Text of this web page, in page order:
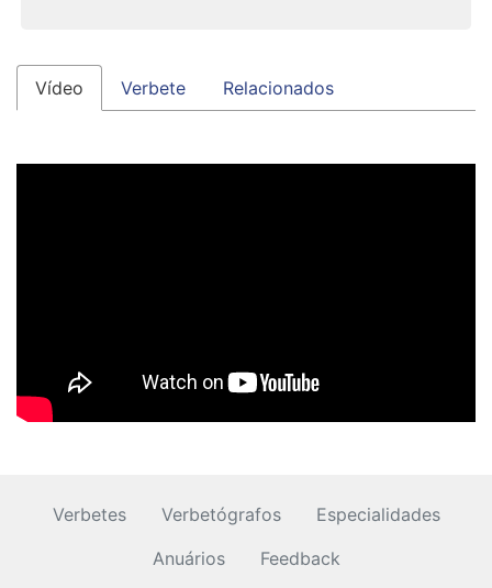
Vídeo Verbete Relacionados
Verbetes Verbetógrafos
Especialidades
Anuários
Feedback